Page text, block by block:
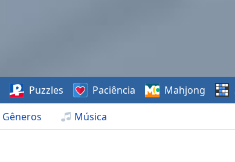
Gêneros Música
Puzzles Paciência Mahjong